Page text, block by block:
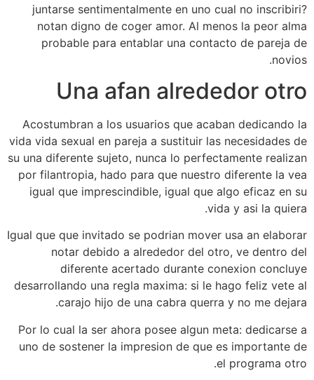
juntarse sentimentalmente en uno cual no inscribiri?
notan digno de coger amor. Al menos la peor alma
probable para entablar una contacto de pareja de
novios.
Una afan alrededor otro
Acostumbran a los usuarios que acaban dedicando la
vida vida sexual en pareja a sustituir las necesidades de
su una diferente sujeto, nunca lo perfectamente realizan
por filantropia, hado para que nuestro diferente la vea
igual que imprescindible, igual que algo eficaz en su
vida y asi la quiera.
Igual que que invitado se podri­an mover usa an elaborar
notar debido a alrededor del otro, ve dentro del
diferente acertado durante conexion concluye
desarrollando una regla maxima: si le hago feliz vete al
carajo hijo de una cabra querra y no me dejara.
Por lo cual la ser ahora posee algun meta: dedicarse a
uno de sostener la impresion de que es importante de
el programa otro.